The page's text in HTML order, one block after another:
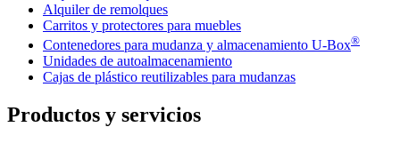
Alquiler de remolques
Carritos y protectores para muebles
Contenedores para mudanza y almacenamiento U-Box®
Unidades de autoalmacenamiento
Cajas de plástico reutilizables para mudanzas
Productos y servicios